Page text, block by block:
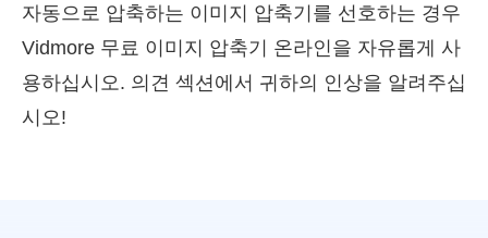
자동으로 압축하는 이미지 압축기를 선호하는 경우
Vidmore 무료 이미지 압축기 온라인을 자유롭게 사
용하십시오. 의견 섹션에서 귀하의 인상을 알려주십
시오!